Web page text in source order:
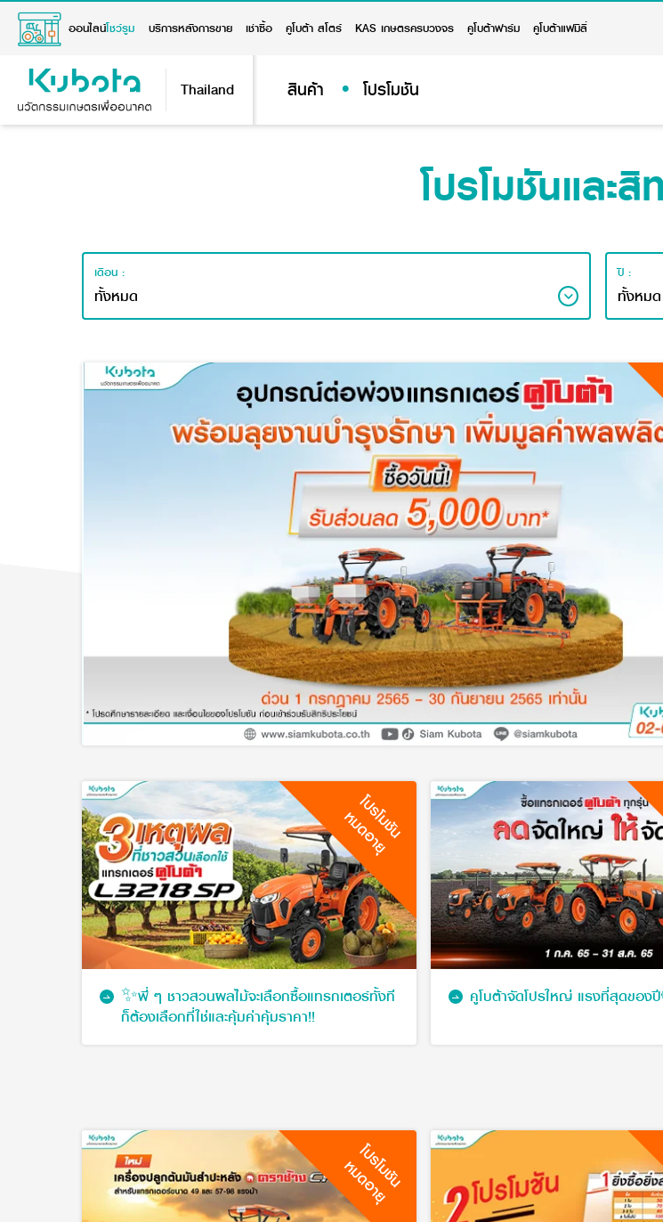
ออนไลน์โชว์รูม บริการหลังการขาย เช่าซื้อ คูโบต้า สโตร์ KAS เกษตรครบวงจร คูโบต้าฟาร์ม คูโบต้าแฟมิลี่
Thailand สินค้า โปรโมชัน
โปรโมชันและ
เดือน : ปี :
โปรโมชัน
หมดอายุ
✨พี่ ๆ ชาวสวนผลไม้จะเลือกซื้อแทรกเตอร์ทั้งที
ก็ต้องเลือกที่ใช่และคุ้มค่าคุ้มราคา!!
คูโบต้าจัดโปรใหญ่ แรงที่สุดของ
โปรโมชัน
หมดอายุ